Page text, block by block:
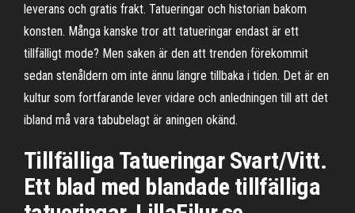
leverans och gratis frakt. Tatueringar och historian bakom
konsten. Många kanske tror att tatueringar endast är ett
tillfälligt mode? Men saken är den att trenden förekommit
sedan stenåldern om inte ännu längre tillbaka i tiden. Det är en
kultur som fortfarande lever vidare och anledningen till att det
ibland må vara tabubelagt är aningen okänd.
Tillfälliga Tatueringar Svart/Vitt.
Ett blad med blandade tillfälliga